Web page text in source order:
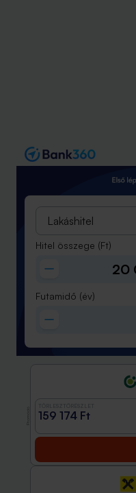
Lakáshitel
Hitel összege (Ft)
Futamidő (év)
159 174 Ft